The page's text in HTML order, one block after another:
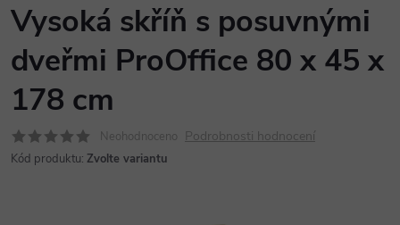
Vysoká skříň s posuvnými
dveřmi ProOffice 80 x 45 x
178 cm
Neohodnoceno Podrobnosti hodnocení
Kód produktu: Zvolte variantu